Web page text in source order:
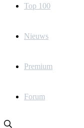
Top 100
Nieuws
Premium
Forum